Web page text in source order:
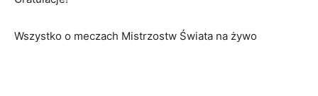
Wszystko o meczach Mistrzostw Świata na żywo